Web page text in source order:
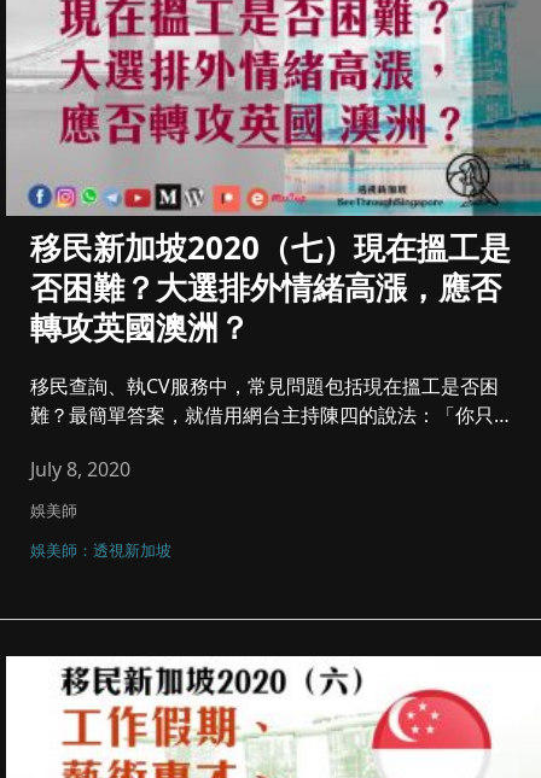
移民新加坡2020（七）現在搵工是
否困難？大選排外情緒高漲，應否
轉攻英國澳洲？
移民查詢、執CV服務中，常見問題包括現在搵工是否困
難？最簡單答案，就借用網台主持陳四的說法：「你只要
July 8, 2020
娛美師
娛美師：透視新加坡